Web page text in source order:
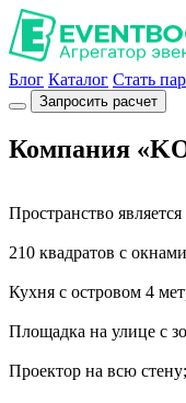
Блог Каталог Стать
Запросить расчет
Компания
Пространство
210 квадратов с
Кухня с островом 4
Площадка на улице с
Проектор на всю стену;